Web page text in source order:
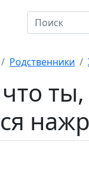
Родственники